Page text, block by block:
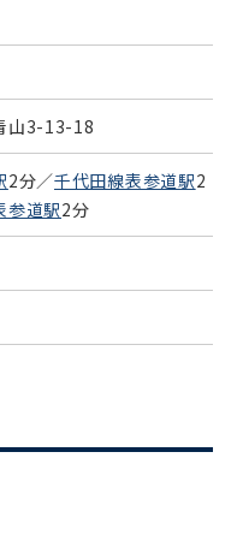
山3-13-18
2分／千代田線表参道駅2
参道駅2分